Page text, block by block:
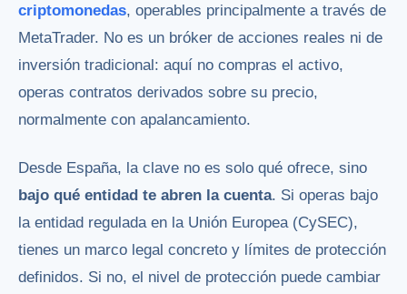
criptomonedas, operables principalmente a través de
MetaTrader. No es un bróker de acciones reales ni de
inversión tradicional: aquí no compras el activo,
operas contratos derivados sobre su precio,
normalmente con apalancamiento.
Desde España, la clave no es solo qué ofrece, sino
bajo qué entidad te abren la cuenta. Si operas bajo
la entidad regulada en la Unión Europea (CySEC),
tienes un marco legal concreto y límites de protección
definidos. Si no, el nivel de protección puede cambiar